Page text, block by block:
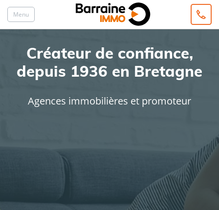
Menu
Créateur de confiance,
depuis 1936 en Bretagne
Agences immobilières et promoteur